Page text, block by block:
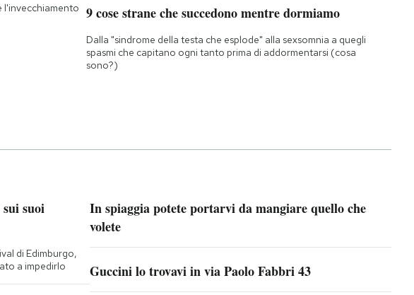
l'invecchiamento
9 cose strane che succedono mentre dormiamo
Dalla "sindrome della testa che esplode" alla sexsomnia a quegli
spasmi che capitano ogni tanto prima di addormentarsi (cosa
sono?)
suoi
di Edimburgo,
a impedirlo
In spiaggia potete portarvi da mangiare quello che
volete
Guccini lo trovavi in via Paolo Fabbri 43